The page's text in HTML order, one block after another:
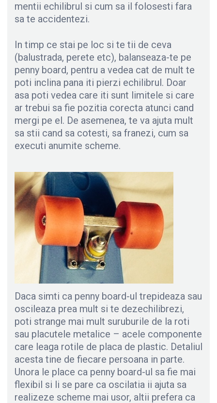
mentii echilibrul si cum sa il folosesti fara
sa te accidentezi.
In timp ce stai pe loc si te tii de ceva
(balustrada, perete etc), balanseaza-te pe
penny board, pentru a vedea cat de mult te
poti inclina pana iti pierzi echilibrul. Doar
asa poti vedea care iti sunt limitele si care
ar trebui sa fie pozitia corecta atunci cand
mergi pe el. De asemenea, te va ajuta mult
sa stii cand sa cotesti, sa franezi, cum sa
executi anumite scheme.
Daca simti ca penny board-ul trepideaza sau
oscileaza prea mult si te dezechilibrezi,
poti strange mai mult suruburile de la roti
sau placutele metalice – acele componente
care leaga rotile de placa de plastic. Detaliul
acesta tine de fiecare persoana in parte.
Unora le place ca penny board-ul sa fie mai
flexibil si li se pare ca oscilatia ii ajuta sa
realizeze scheme mai usor, altii prefera ca